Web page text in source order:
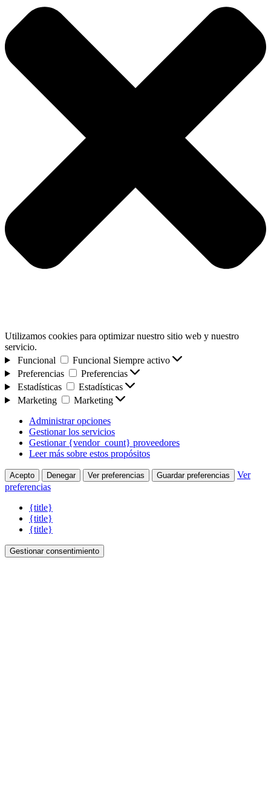
Utilizamos cookies para optimizar nuestro sitio web y nuestro
servicio.
Funcional
Funcional Siempre activo
Preferencias
Preferencias
Estadísticas
Estadísticas
Marketing
Marketing
Administrar opciones
Gestionar los servicios
Gestionar {vendor_count} proveedores
Leer más sobre estos propósitos
Acepto Denegar Ver preferencias Guardar preferencias
Ver
preferencias
{title}
{title}
{title}
Gestionar consentimiento